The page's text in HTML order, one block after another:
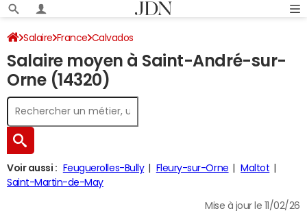
Salaire France Calvados
Salaire moyen à Saint-André-sur-
Orne (14320)
Voir aussi : Feuguerolles-Bully Fleury-sur-Orne
Maltot
Saint-Martin-de-May
Mise à jour le 11/02/26